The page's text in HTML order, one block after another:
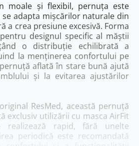
moale și flexibil, pernuța este
adapta mișcărilor naturale din
a crea presiune excesivă. Forma
designul specific al măștii
o distribuție echilibrată a
la menținerea confortului pe
aflată în stare bună ajută
și la evitarea ajustărilor
ResMed, această pernuță
exclusiv utilizării cu masca AirFit
realizează rapid, fără unelte
periodică este recomandată